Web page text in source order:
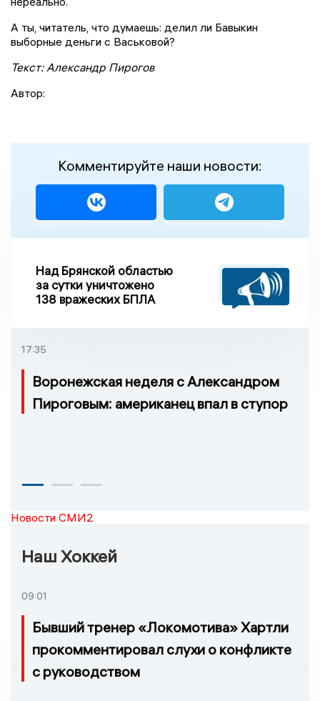
А ты, читатель, что думаешь: делил ли Бавыкин
выборные деньги с Васьковой?
Текст: Александр Пирогов
Автор:
Комментируйте наши новости:
Над Брянской областью
за сутки уничтожено
138 вражеских БПЛА
17:35
Воронежская неделя с Александром
Пироговым: американец впал в ступор
Новости СМИ2
Наш Хоккей
09:01
Бывший тренер «Локомотива» Хартли
прокомментировал слухи о конфликте
с руководством